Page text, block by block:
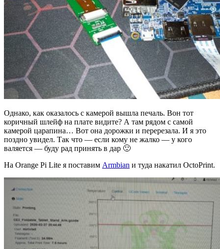
Однако, как оказалось с камерой вышла печаль. Вон тот
коричный шлейф на плате видите? А там рядом с самой
камерой царапина… Вот она дорожки и перерезала. И я это
поздно увидел. Так что — если кому не жалко — у кого
валяется — буду рад принять в дар 🙂
На Orange Pi Lite я поставим Armbian и туда накатил OctoPrint.